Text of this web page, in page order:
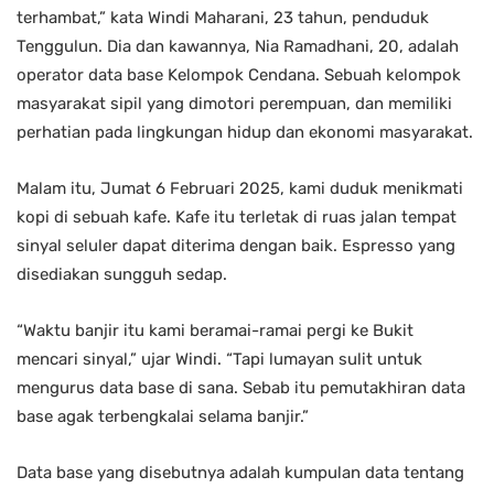
terhambat,” kata Windi Maharani, 23 tahun, penduduk
Tenggulun. Dia dan kawannya, Nia Ramadhani, 20, adalah
operator data base Kelompok Cendana. Sebuah kelompok
masyarakat sipil yang dimotori perempuan, dan memiliki
perhatian pada lingkungan hidup dan ekonomi masyarakat.
Malam itu, Jumat 6 Februari 2025, kami duduk menikmati
kopi di sebuah kafe. Kafe itu terletak di ruas jalan tempat
sinyal seluler dapat diterima dengan baik. Espresso yang
disediakan sungguh sedap.
“Waktu banjir itu kami beramai-ramai pergi ke Bukit
mencari sinyal,” ujar Windi. “Tapi lumayan sulit untuk
mengurus data base di sana. Sebab itu pemutakhiran data
base agak terbengkalai selama banjir.”
Data base yang disebutnya adalah kumpulan data tentang